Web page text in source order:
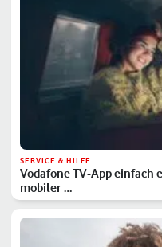
SERVICE & HILFE
Vodafone TV-App
mobiler …